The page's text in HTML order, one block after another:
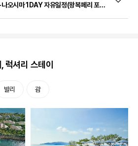
오시마 1DAY 자유일정(왕복페리 포함)
럭셔리 스테이
발리 괌